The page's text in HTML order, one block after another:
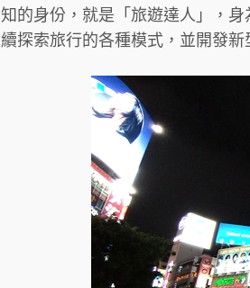
知的身份，就是「旅遊達人」，
續探索旅行的各種模式，並開發新